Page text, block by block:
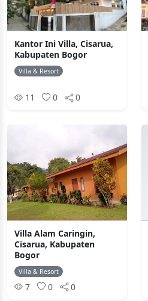
Kantor Ini Villa, Cisarua,
Kabupaten Bogor
Villa & Resort
11 0 0
Villa Alam Caringin,
Cisarua, Kabupaten
Bogor
Villa & Resort
7 0 0